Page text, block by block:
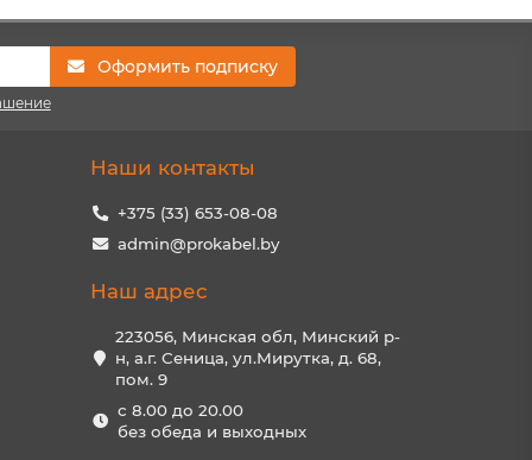
Оформить подписку
Наши контакты
+375 (33) 653-08-08
admin@prokabel.by
Наш адрес
223056, Минская обл, Минский р-
н, а.г. Сеница, ул.Мирутка, д. 68,
пом. 9
с 8.00 до 20.00
без обеда и выходных